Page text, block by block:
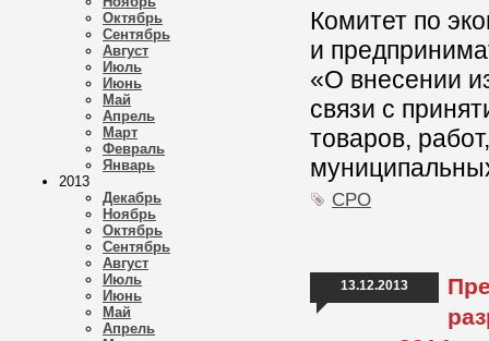
Октябрь
Сентябрь
Август
Июль
Июнь
Май
Апрель
Март
Февраль
Январь
2013
Декабрь
Ноябрь
Октябрь
Сентябрь
Август
Июль
Июнь
Май
Апрель
Комитет по
и
«О внесении
связи с
товаров,
СРО
13.12.2013